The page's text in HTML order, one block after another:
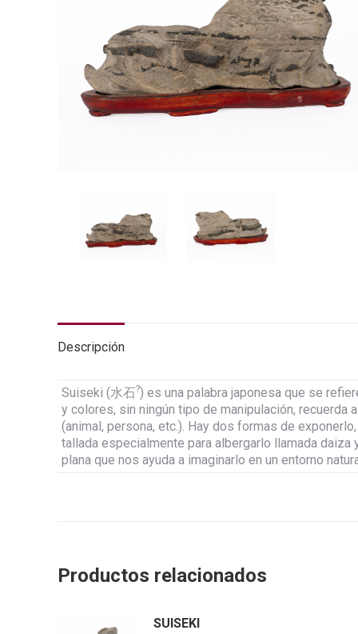
Descripción
Suiseki (水石?) es una palabra japonesa que se
y colores, sin ningún tipo de manipulación, recuerda
(animal, persona, etc.). Hay dos formas de
tallada especialmente para albergarlo llamada daiza
plana que nos ayuda a imaginarlo en un entorno
Productos relacionados
SUISEKI